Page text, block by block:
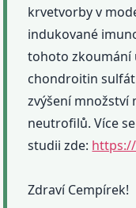
krvetvorby v
indukované
tohoto zkoumání
chondroitin
zvýšení množství
neutrofilů. Více
studii zde:
Zdraví Cempírek!